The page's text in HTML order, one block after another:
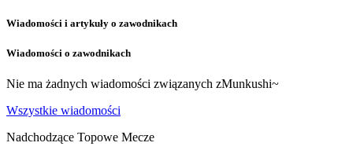
Wiadomości i artykuły o zawodnikach
Wiadomości o zawodnikach
Nie ma żadnych wiadomości związanych zMunkushi~
Wszystkie wiadomości
Nadchodzące Topowe Mecze